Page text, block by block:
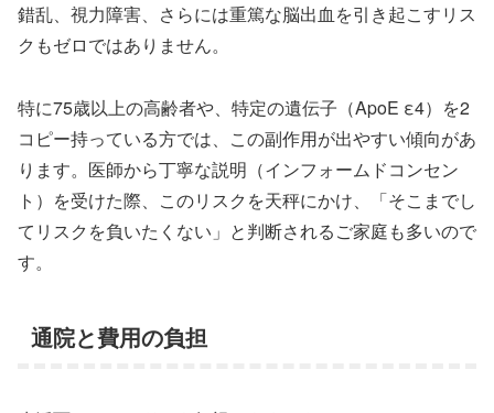
錯乱、視力障害、さらには重篤な脳出血を引き起こすリス
クもゼロではありません。
特に75歳以上の高齢者や、特定の遺伝子（ApoE ε4）を2
コピー持っている方では、この副作用が出やすい傾向があ
ります。医師から丁寧な説明（インフォームドコンセン
ト）を受けた際、このリスクを天秤にかけ、「そこまでし
てリスクを負いたくない」と判断されるご家庭も多いので
す。
通院と費用の負担